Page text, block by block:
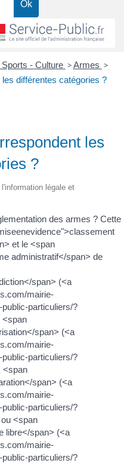
- Culture > Armes >
différentes catégories ?
les
?
légale et
des armes ? Cette
et le <span
administratif</span> de
span> (<a
mairie-
particuliers/?
<span
span> (<a
mairie-
particuliers/?
<span
span> (<a
mairie-
particuliers/?
<span
libre</span> (<a
mairie-
particuliers/?